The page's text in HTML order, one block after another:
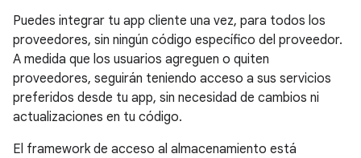
Puedes integrar tu app cliente una vez, para todos los
proveedores, sin ningún código específico del proveedor.
A medida que los usuarios agreguen o quiten
proveedores, seguirán teniendo acceso a sus servicios
preferidos desde tu app, sin necesidad de cambios ni
actualizaciones en tu código.
El framework de acceso al almacenamiento está